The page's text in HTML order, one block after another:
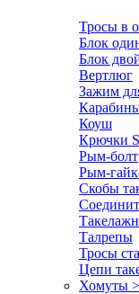
Тросы в
Блок
Блок
Вертлюг
Зажим
Коуш
Крючки
Рым-болт
Рым-
Скобы
Талрепы
Тросы
Цепи
Хомуты >